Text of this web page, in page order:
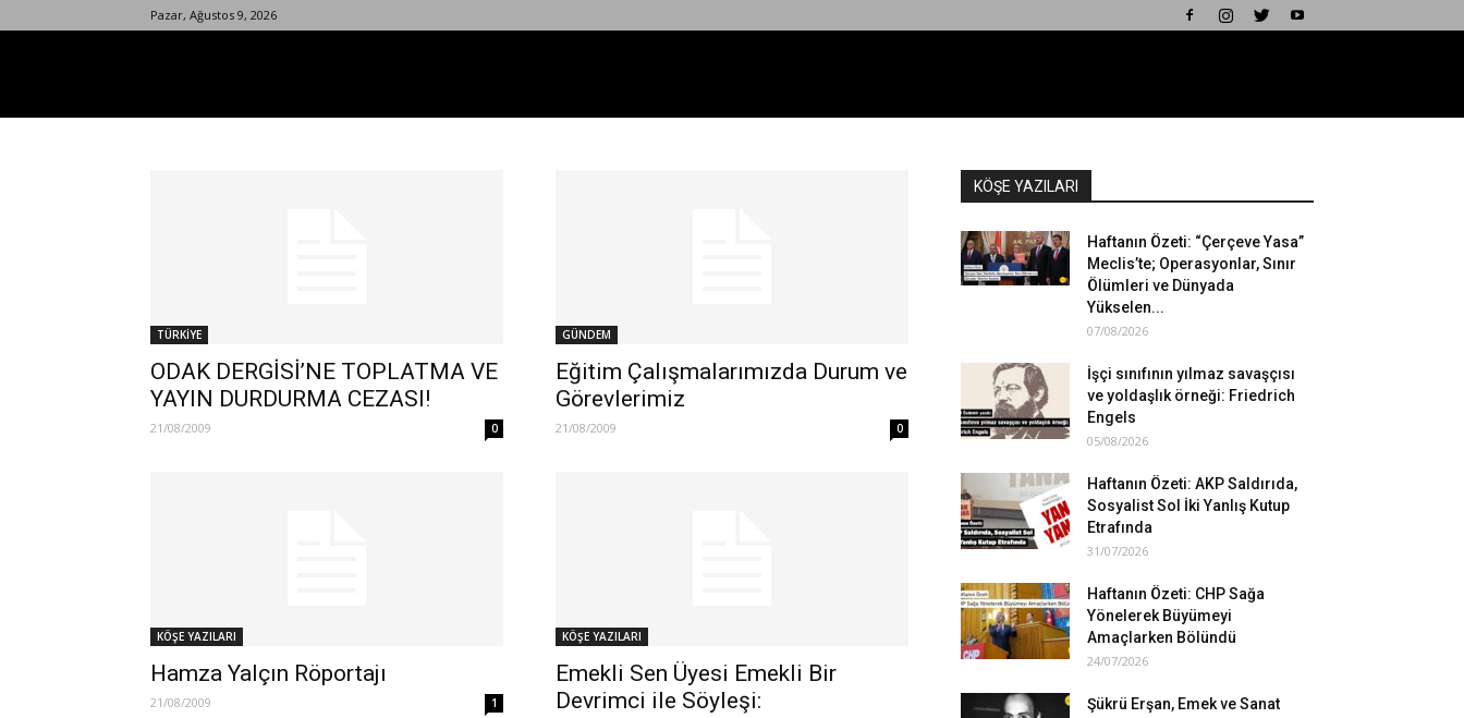
Pazar, Ağustos 9, 2026
TÜRKİYE
ODAK DERGİSİ’NE TOPLATMA VE
YAYIN DURDURMA CEZASI!
21/08/2009 0
GÜNDEM
Eğitim Çalışmalarımızda Durum ve
Görevlerimiz
21/08/2009 0
KÖŞE YAZILARI
Hamza Yalçın Röportajı
21/08/2009 1
KÖŞE YAZILARI
Emekli Sen Üyesi Emekli Bir
Devrimci ile Söyleşi:
KÖŞE YAZILARI
Haftanın Özeti: “Çerçeve Yasa”
Meclis’te; Operasyonlar, Sınır
Ölümleri ve Dünyada
Yükselen...
07/08/2026
İşçi sınıfının yılmaz savaşçısı
ve yoldaşlık örneği: Friedrich
Engels
05/08/2026
Haftanın Özeti: AKP Saldırıda,
Sosyalist Sol İki Yanlış Kutup
Etrafında
31/07/2026
Haftanın Özeti: CHP Sağa
Yönelerek Büyümeyi
Amaçlarken Bölündü
24/07/2026
Şükrü Erşan, Emek ve Sanat